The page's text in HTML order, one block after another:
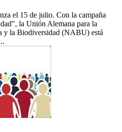
el 15 de julio. Con la campaña
la Unión Alemana para la
y la Biodiversidad (NABU) está